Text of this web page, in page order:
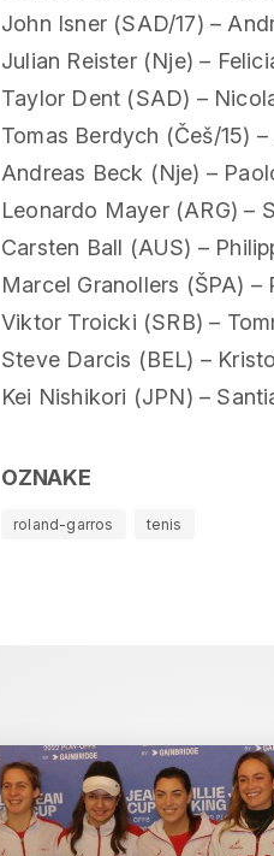
John Isner (SAD/17) –
Julian Reister (Nje) –
Taylor Dent (SAD) –
Tomas Berdych (Češ/15)
Andreas Beck (Nje) –
Leonardo Mayer (ARG) –
Carsten Ball (AUS) –
Marcel Granollers (ŠPA)
Viktor Troicki (SRB) –
Steve Darcis (BEL) –
Kei Nishikori (JPN) –
OZNAKE
roland-garros tenis